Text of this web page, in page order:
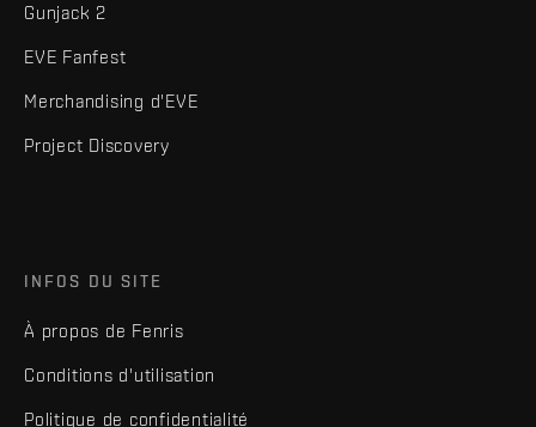
Gunjack 2
EVE Fanfest
Merchandising d'EVE
Project Discovery
INFOS DU SITE
À propos de Fenris
Conditions d'utilisation
Politique de confidentialité